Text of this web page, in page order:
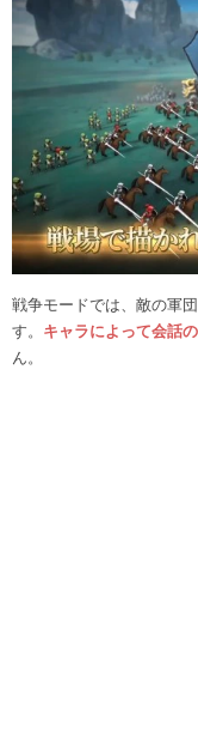
戦争モードでは、敵の軍
す。 キャラによって会話
ん。